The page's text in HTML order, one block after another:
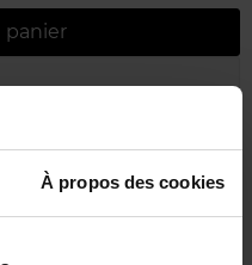
À propos des cookies
panier
55€